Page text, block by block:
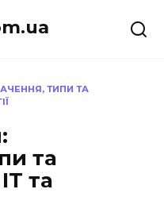
ТИПИ ТА
та
та